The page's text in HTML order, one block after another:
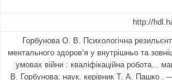
http://
Горбунова О. В. Психологічна
ментального здоровʼя у внутрішньо та
умовах війни : кваліфікаційна робота...
В. Горбунова; наук. керівник Т. A. Пашко